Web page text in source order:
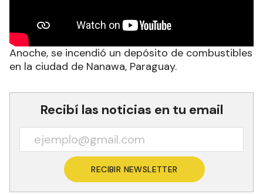
Anoche, se incendió un depósito de combustibles
en la ciudad de Nanawa, Paraguay.
Recibí las noticias en tu email
RECIBIR NEWSLETTER